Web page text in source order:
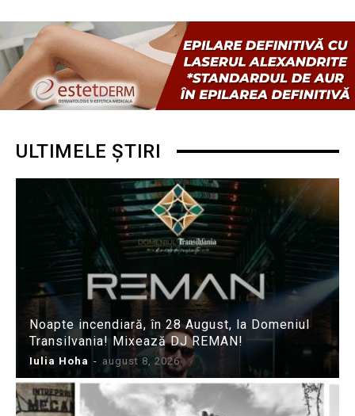
ULTIMELE ȘTIRI
Noapte incendiară, în 28 August, la Domeniul
Transilvania! Mixează DJ REMAN!
Iulia Hoha - august 8, 2026